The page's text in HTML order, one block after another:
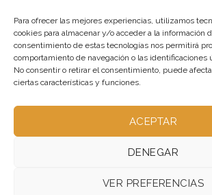
Para ofrecer las mejores experiencias, utilizamos
cookies para almacenar y/o acceder a la información
consentimiento de estas tecnologías nos permitirá
comportamiento de navegación o las identificaciones
No consentir o retirar el consentimiento, puede
ciertas características y funciones.
ACEPTAR
DENEGAR
VER PREFERENCIAS